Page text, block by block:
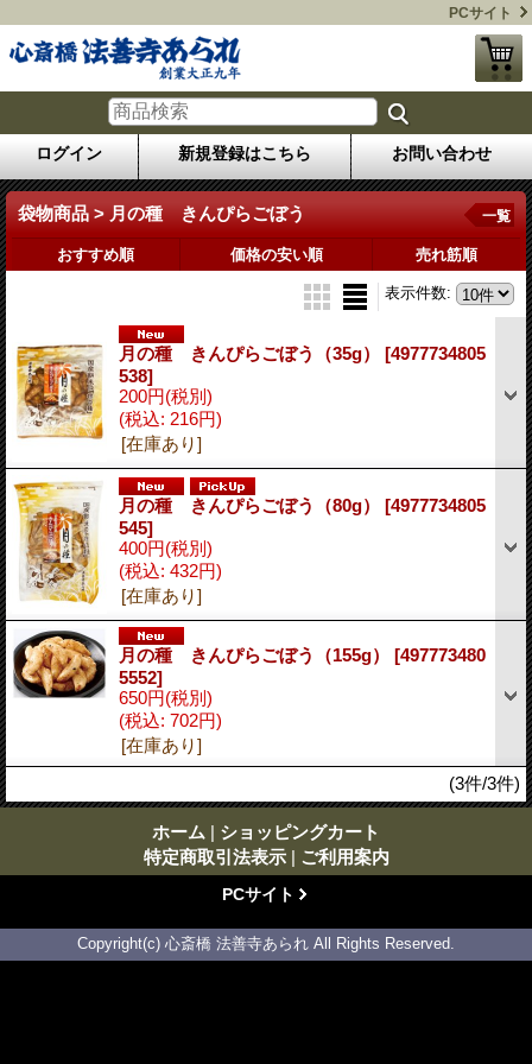
PCサイト
ログイン 新規登録はこちら お問い合わせ
袋物商品 > 月の種 きんぴらごぼう 一覧
おすすめ順 価格の安い順 売れ筋順
表示件数:
月の種 きんぴらごぼう（35g） [4977734805
538]
200円(税別)
(税込: 216円)
[在庫あり]
月の種 きんぴらごぼう（80g） [4977734805
545]
400円(税別)
(税込: 432円)
[在庫あり]
月の種 きんぴらごぼう（155g） [497773480
5552]
650円(税別)
(税込: 702円)
[在庫あり]
(3件/3件)
ホーム | ショッピングカート
特定商取引法表示 | ご利用案内
PCサイト
Copyright(c) 心斎橋 法善寺あられ All Rights Reserved.